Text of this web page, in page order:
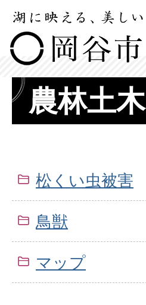
農林土木
松くい虫被害
鳥獣
マップ